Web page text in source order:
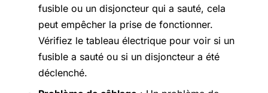
fusible ou un disjoncteur qui a sauté, cela
peut empêcher la prise de fonctionner.
Vérifiez le tableau électrique pour voir si un
fusible a sauté ou si un disjoncteur a été
déclenché.